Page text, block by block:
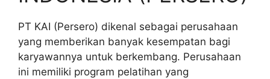
PT KAI (Persero) dikenal sebagai perusahaan
yang memberikan banyak kesempatan bagi
karyawannya untuk berkembang. Perusahaan
ini memiliki program pelatihan yang